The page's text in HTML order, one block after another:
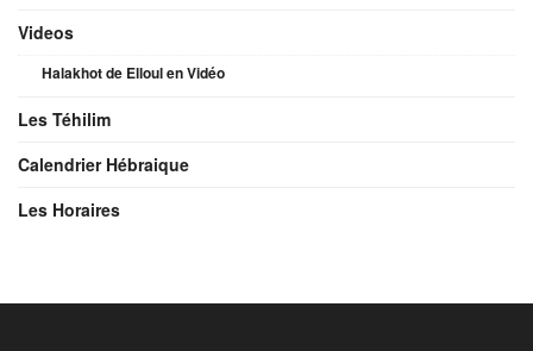
Videos
Halakhot de Elloul en Vidéo
Les Téhilim
Calendrier Hébraique
Les Horaires